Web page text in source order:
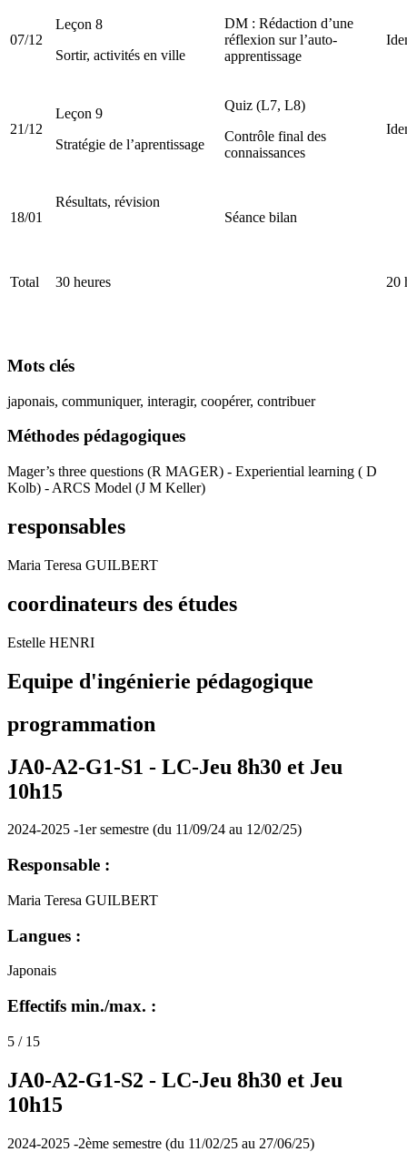
07/12
Leçon 8
Sortir, activités en ville
DM : Rédaction d’une
réflexion sur l’auto-
apprentissage
21/12
Leçon 9
Stratégie de l’aprentissage
Quiz (L7, L8)
Contrôle final des
connaissances
18/01
Résultats, révision
Séance bilan
Total 30 heures 20
Mots clés
japonais, communiquer, interagir, coopérer, contribuer
Méthodes pédagogiques
Mager’s three questions (R MAGER) - Experiential learning ( D
Kolb) - ARCS Model (J M Keller)
responsables
Maria Teresa GUILBERT
coordinateurs des études
Estelle HENRI
Equipe d'ingénierie pédagogique
programmation
JA0-A2-G1-S1 - LC-Jeu 8h30 et Jeu
10h15
2024-2025 -1er semestre (du 11/09/24 au 12/02/25)
Responsable :
Maria Teresa GUILBERT
Langues :
Japonais
Effectifs min./max. :
5 / 15
JA0-A2-G1-S2 - LC-Jeu 8h30 et Jeu
10h15
2024-2025 -2ème semestre (du 11/02/25 au 27/06/25)